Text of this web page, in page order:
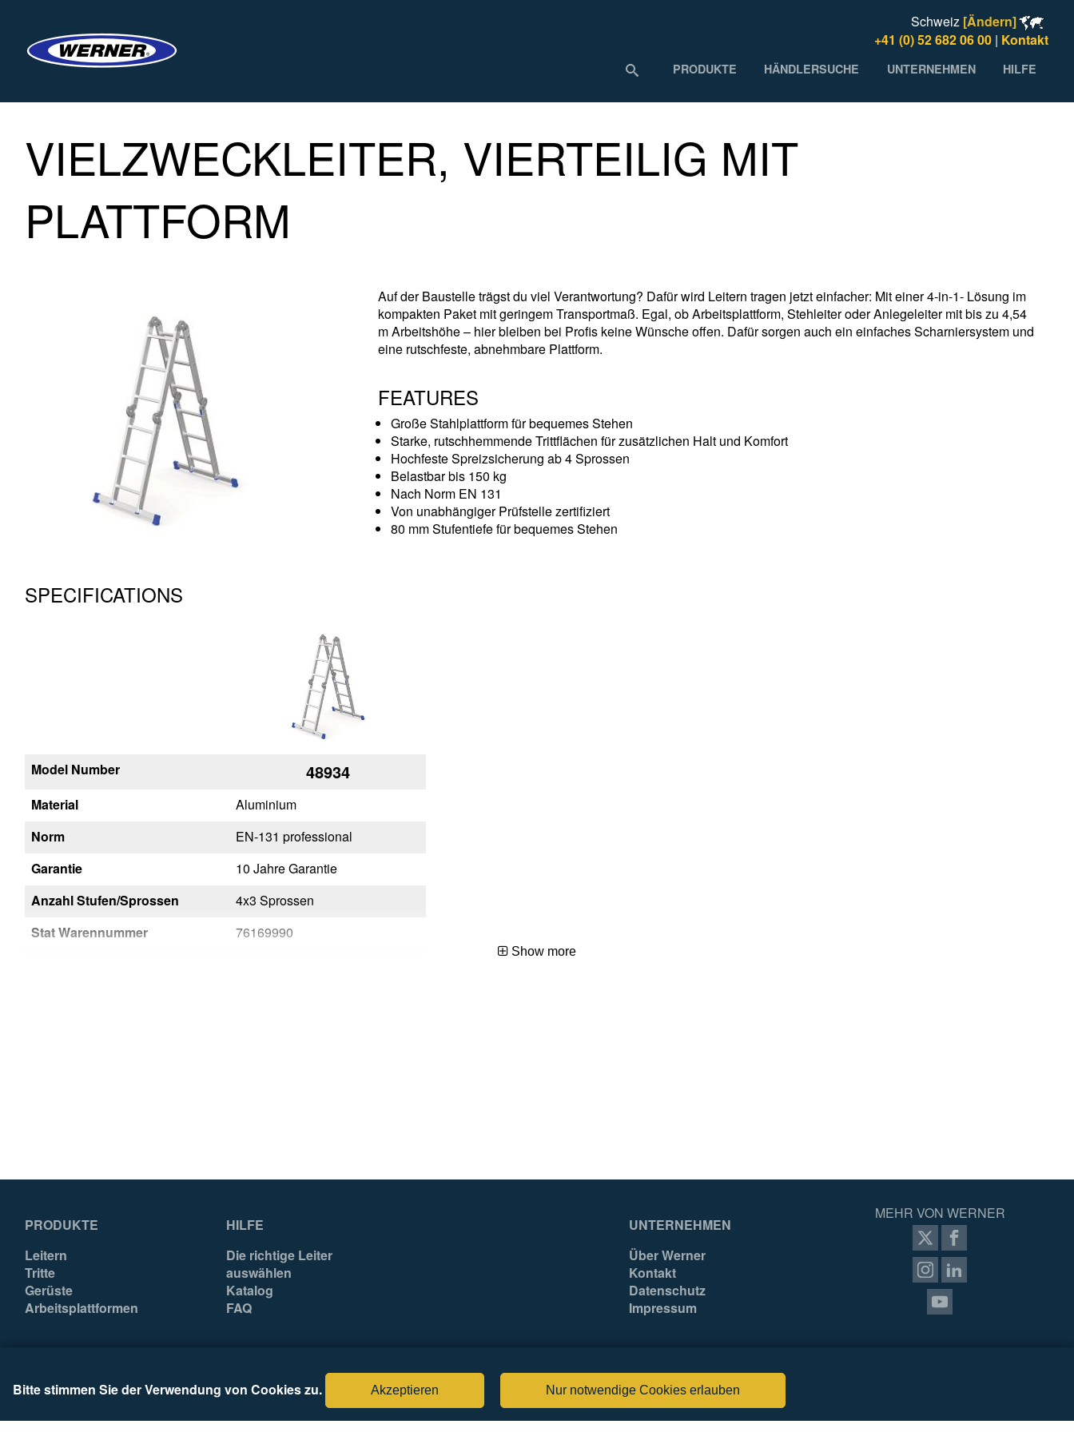
Bitte stimmen Sie der Verwendung von Cookies zu. Akzeptieren Nur notwendige Cookies erlauben
Schweiz [Ändern]
+41 (0) 52 682 06 00 | Kontakt
PRODUKTE HÄNDLERSUCHE UNTERNEHMEN HILFE
VIELZWECKLEITER, VIERTEILIG MIT
PLATTFORM
Auf der Baustelle trägst du viel Verantwortung? Dafür wird Leitern tragen jetzt einfacher: Mit einer 4-in-1- Lösung im
kompakten Paket mit geringem Transportmaß. Egal, ob Arbeitsplattform, Stehleiter oder Anlegeleiter mit bis zu 4,54
m Arbeitshöhe – hier bleiben bei Profis keine Wünsche offen. Dafür sorgen auch ein einfaches Scharniersystem und
eine rutschfeste, abnehmbare Plattform.
FEATURES
Große Stahlplattform für bequemes Stehen
Starke, rutschhemmende Trittflächen für zusätzlichen Halt und Komfort
Hochfeste Spreizsicherung ab 4 Sprossen
Belastbar bis 150 kg
Nach Norm EN 131
Von unabhängiger Prüfstelle zertifiziert
80 mm Stufentiefe für bequemes Stehen
SPECIFICATIONS
Model Number
Material
Norm
Garantie
Anzahl Stufen/Sprossen
Stat Warennummer
48934
Aluminium
EN-131 professional
10 Jahre Garantie
4x3 Sprossen
76169990
Show more
PRODUKTE
Leitern
Tritte
Gerüste
Arbeitsplattformen
HILFE
Die richtige Leiter
auswählen
Katalog
FAQ
UNTERNEHMEN
Über Werner
Kontakt
Datenschutz
Impressum
MEHR VON WERNER